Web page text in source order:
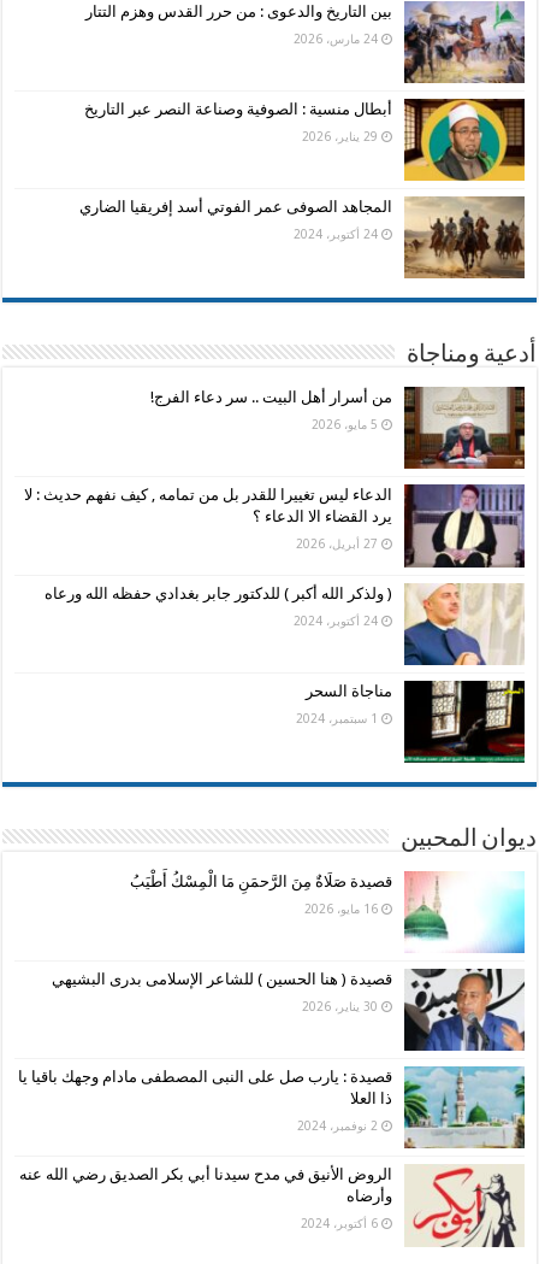
بين التاريخ والدعوى : من حرر القدس وهزم التتار
24 مارس، 2026
أبطال منسية : الصوفية وصناعة النصر عبر التاريخ
29 يناير، 2026
المجاهد الصوفى عمر الفوتي أسد إفريقيا الضاري
24 أكتوبر، 2024
أدعية ومناجاة
من أسرار أهل البيت .. سر دعاء الفرج!
5 مايو، 2026
الدعاء ليس تغييرا للقدر بل من تمامه , كيف نفهم حديث : لا
يرد القضاء الا الدعاء ؟
27 أبريل، 2026
( ولذكر الله أكبر ) للدكتور جابر بغدادي حفظه الله ورعاه
24 أكتوبر، 2024
مناجاة السحر
1 سبتمبر، 2024
ديوان المحبين
قصيدة صَلَاةٌ مِنَ الرَّحمَنِ مَا الْمِسْكُ أَطْيَبُ
16 مايو، 2026
قصيدة ( هنا الحسين ) للشاعر الإسلامى بدرى البشيهي
30 يناير، 2026
قصيدة : يارب صل على النبى المصطفى مادام وجهك باقيا يا
ذا العلا
2 نوفمبر، 2024
الروض الأنيق في مدح سيدنا أبي بكر الصديق رضي الله عنه
وأرضاه
6 أكتوبر، 2024